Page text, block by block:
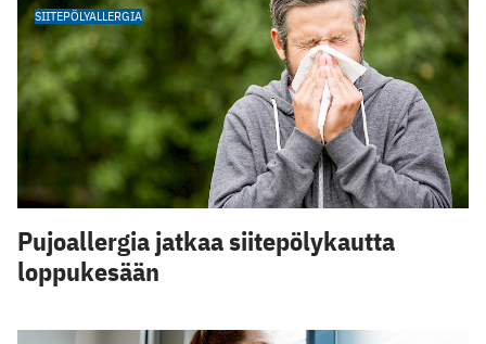
SIITEPÖLYALLERGIA
Pujoallergia jatkaa siitepölykautta
loppukesään